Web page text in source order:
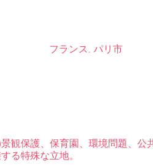
フランス パリ市
観保護、保育園、環境問題、
る特殊な立地。